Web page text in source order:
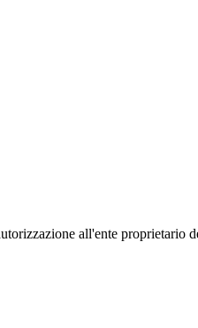
all'ente proprietario